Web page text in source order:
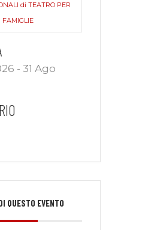
di TEATRO PER
FAMIGLIE
- 31 Ago
QUESTO EVENTO